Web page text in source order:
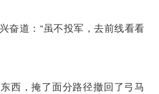
奋道：“虽不投军，去前线看看
西，掩了面分路径撤回了弓马